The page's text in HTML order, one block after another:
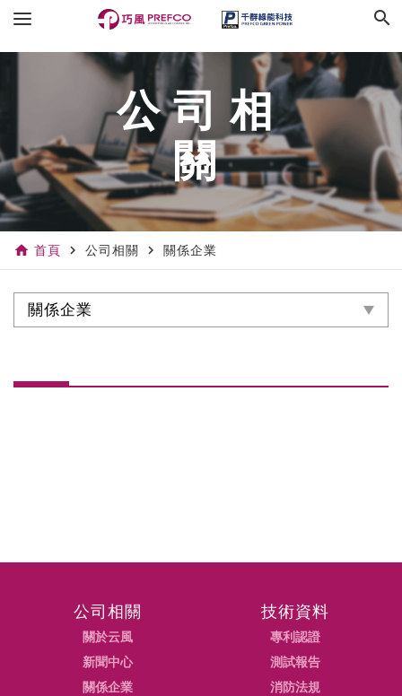
search
公司相
關
home 首頁 navigate_next 公司相關 navigate_next 關係企業
關係企業
公司相關
關於云風
新聞中心
關係企業
技術資料
專利認證
測試報告
消防法規